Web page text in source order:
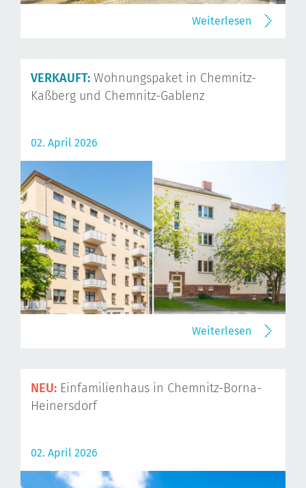
Weiterlesen
VERKAUFT: Wohnungspaket in Chemnitz-
Kaßberg und Chemnitz-Gablenz
02. April 2026
Weiterlesen
NEU: Einfamilienhaus in Chemnitz-Borna-
Heinersdorf
02. April 2026